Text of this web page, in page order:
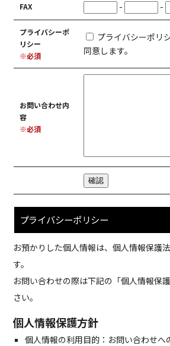
FAX - -
プライバシーポ
リシー
※必須
プライバシーポリ
同意します。
お問い合わせ内
容
※必須
プライバシーポリシー
お預かりした個人情報は、個人情報保護
す。
お問い合わせの際は下記の「個人情報保
さい。
個人情報保護方針
個人情報の利用目的：お問い合わせへ